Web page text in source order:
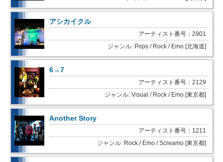
アシカイクル
アーティスト番号：2901
ジャンル: Pops / Rock / Emo [北海道]
6→7
アーティスト番号：2129
ジャンル: Visual / Rock / Emo [東京都]
Another Story
アーティスト番号：1211
ジャンル: Rock / Emo / Screamo [東京都]